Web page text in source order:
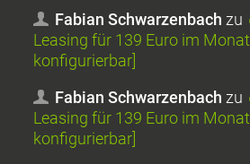
Fabian Schwarzenbach zu
Leasing für 139 Euro im
konfigurierbar]
Fabian Schwarzenbach zu
Leasing für 139 Euro im
konfigurierbar]